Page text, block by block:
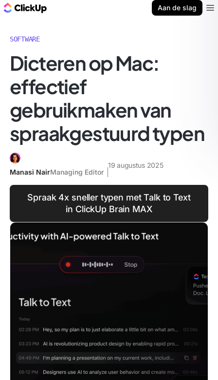
Aan de slag
SOFTWARE
Dicteren op Mac:
effectief
gebruikmaken van
spraakgestuurd typen
Manasi NairManaging Editor
19 augustus 2025
Spraak 4x sneller typen met Talk to Text
in ClickUp Brain MAX